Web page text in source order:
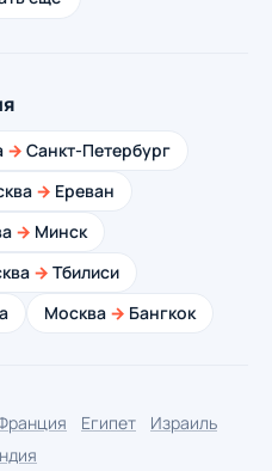
→ Санкт-Петербург
→ Ереван
→ Минск
→ Тбилиси
Москва → Бангкок
Египет
Израиль